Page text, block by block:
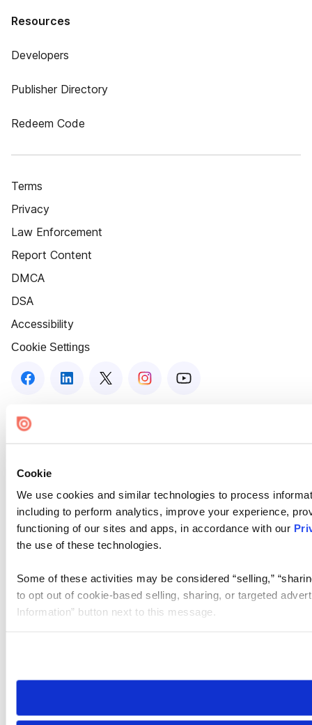
Cookie
We use cookies and similar technologies to process
including to perform analytics, improve your experience,
functioning of our sites and apps, in accordance with our
the use of these technologies.
Some of these activities may be considered “selling,”
to opt out of cookie-based selling, sharing, or targeted
Information” button next to this message.
need to be set again.
Resources
Developers
Publisher Directory
Redeem Code
Terms
Privacy
Law Enforcement
Report Content
DMCA
DSA
Accessibility
Cookie Settings